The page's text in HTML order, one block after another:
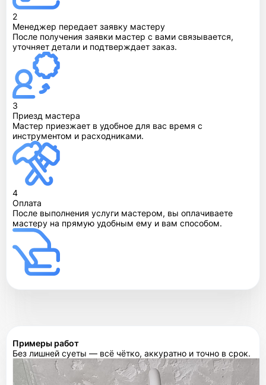
2
Менеджер передает заявку мастеру
После получения заявки мастер с вами связывается,
уточняет детали и подтверждает заказ.
3
Приезд мастера
Мастер приезжает в удобное для вас время с
инструментом и расходниками.
4
Оплата
После выполнения услуги мастером, вы оплачиваете
мастеру на прямую удобным ему и вам способом.
Примеры работ
Без лишней суеты — всё чётко, аккуратно и точно в срок.